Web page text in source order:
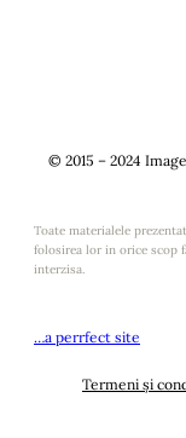
© 2015 – 2024
Toate materialele
folosirea lor in orice scop
interzisa.
…a perrfect site
Termeni și